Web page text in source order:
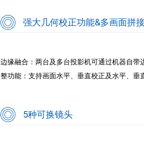
强大几何校正功能&多画面拼
边缘融合：两台及多台投影机可通过机器自
整功能：支持画面水平、垂直校正及水平、垂
5种可换镜头